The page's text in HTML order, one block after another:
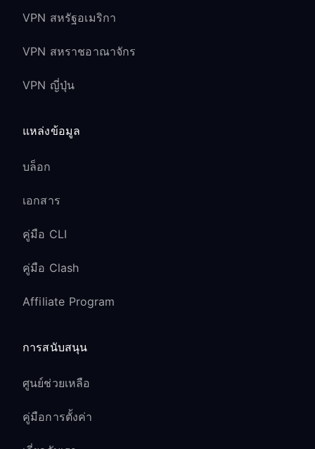
VPN สหรัฐอเมริกา
VPN สหราชอาณาจักร
VPN ญี่ปุ่น
แหล่งข้อมูล
บล็อก
เอกสาร
คู่มือ CLI
คู่มือ Clash
Affiliate Program
การสนับสนุน
ศูนย์ช่วยเหลือ
คู่มือการตั้งค่า